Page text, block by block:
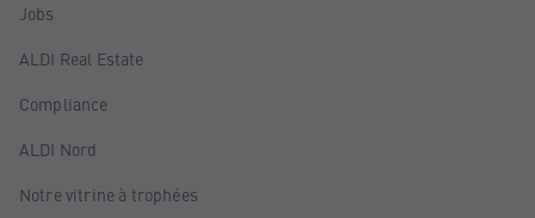
Jobs
ALDI Real Estate
Compliance
ALDI Nord
Notre vitrine à trophées